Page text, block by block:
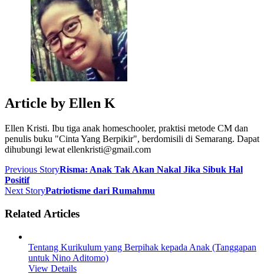
Article by Ellen K
Ellen Kristi. Ibu tiga anak homeschooler, praktisi metode CM dan
penulis buku "Cinta Yang Berpikir", berdomisili di Semarang. Dapat
dihubungi lewat ellenkristi@gmail.com
Previous StoryRisma: Anak Tak Akan Nakal Jika Sibuk Hal
Positif
Next StoryPatriotisme dari Rumahmu
Related Articles
Tentang Kurikulum yang Berpihak kepada Anak (Tanggapan
untuk Nino Aditomo)
View Details